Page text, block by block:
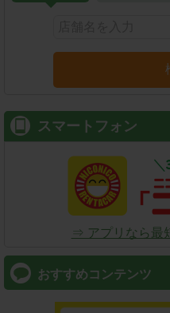
スマートフォン
⇒ アプリなら最
おすすめコンテンツ